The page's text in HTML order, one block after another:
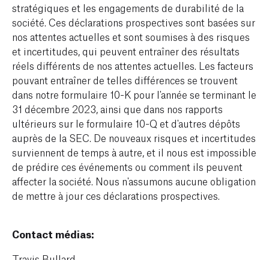
stratégiques et les engagements de durabilité de la
société. Ces déclarations prospectives sont basées sur
nos attentes actuelles et sont soumises à des risques
et incertitudes, qui peuvent entraîner des résultats
réels différents de nos attentes actuelles. Les facteurs
pouvant entraîner de telles différences se trouvent
dans notre formulaire 10-K pour l'année se terminant le
31 décembre 2023, ainsi que dans nos rapports
ultérieurs sur le formulaire 10-Q et d'autres dépôts
auprès de la SEC. De nouveaux risques et incertitudes
surviennent de temps à autre, et il nous est impossible
de prédire ces événements ou comment ils peuvent
affecter la société. Nous n'assumons aucune obligation
de mettre à jour ces déclarations prospectives.
Contact médias: